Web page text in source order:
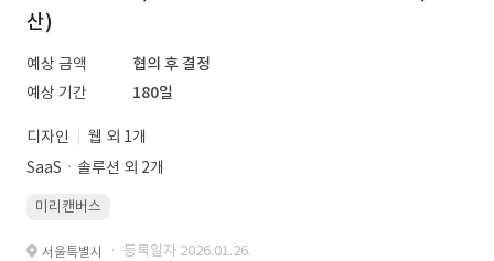
산)
예상 금액
협의 후 결정
예상 기간
180일
디자인
웹 외 1개
SaaSㆍ솔루션 외 2개
미리캔버스
서울특별시 · 등록일자 2026.01.26.